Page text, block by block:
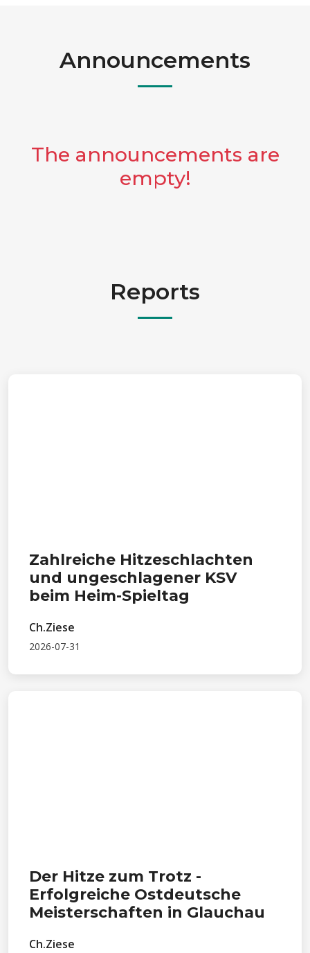
Announcements
The announcements are
empty!
Reports
Zahlreiche Hitzeschlachten
und ungeschlagener KSV
beim Heim-Spieltag
Ch.Ziese
2026-07-31
Der Hitze zum Trotz -
Erfolgreiche Ostdeutsche
Meisterschaften in Glauchau
Ch.Ziese